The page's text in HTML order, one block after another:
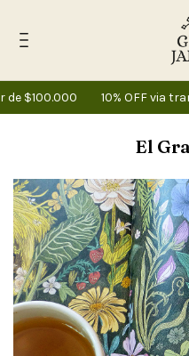
$100.000 10% OFF via
El